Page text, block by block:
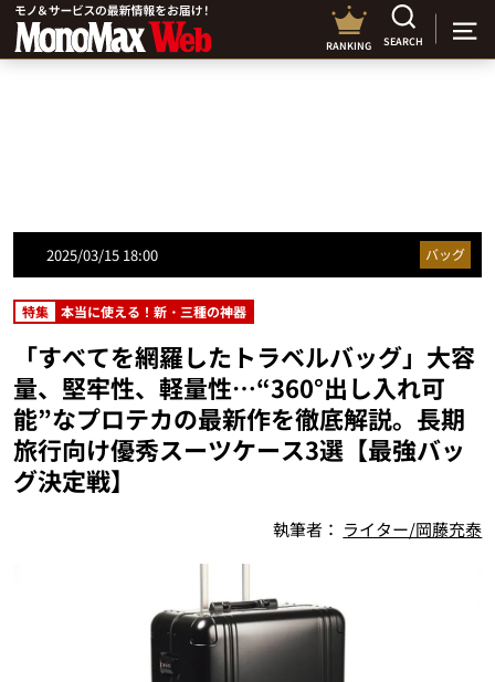
RANKING SEARCH
2025/03/15 18:00 バッグ
特集 本当に使える！新・三種の神器
「すべてを網羅したトラベルバッグ」大容
量、堅牢性、軽量性…“360°出し入れ可
能”なプロテカの最新作を徹底解説。長期
旅行向け優秀スーツケース3選【最強バッ
グ決定戦】
執筆者： ライター/岡藤充泰